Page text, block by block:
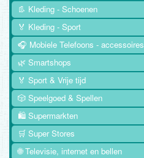
👢 Kleding - Schoenen
🏅 Kleding - Sport
🎧 Mobiele Telefoons - accessoires
🌿 Smartshops
🏅 Sport & Vrije tijd
🎲 Speelgoed & Spellen
🛍️ Supermarkten
🛒 Super Stores
🌐 Televisie, internet en bellen